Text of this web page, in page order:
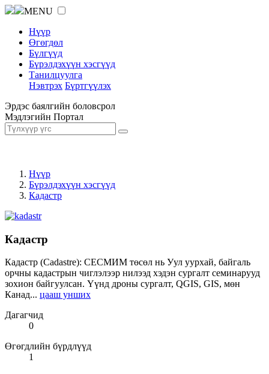
MENU
Нүүр
Өгөгдөл
Бүлгүүд
Бүрэлдэхүүн хэсгүүд
Танилцуулга
Нэвтрэх Бүртгүүлэх
Эрдэс баялгийн боловсрол
Мэдлэгийн Портал
Нүүр
Бүрэлдэхүүн хэсгүүд
Кадастр
Кадастр
Кадастр (Cadastre): СЕСМИМ төсөл нь Уул уурхай, байгаль
орчны кадастрын чиглэлээр нилээд хэдэн сургалт семинарууд
зохион байгуулсан. Үүнд дроны сургалт, QGIS, GIS, мөн
Канад... цааш унших
Дагагчид
0
Өгөгдлийн бүрдлүүд
1